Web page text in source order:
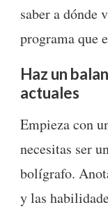
saber a dónde
programa que
Haz un
actuales
Empieza con
necesitas ser
bolígrafo.
y las